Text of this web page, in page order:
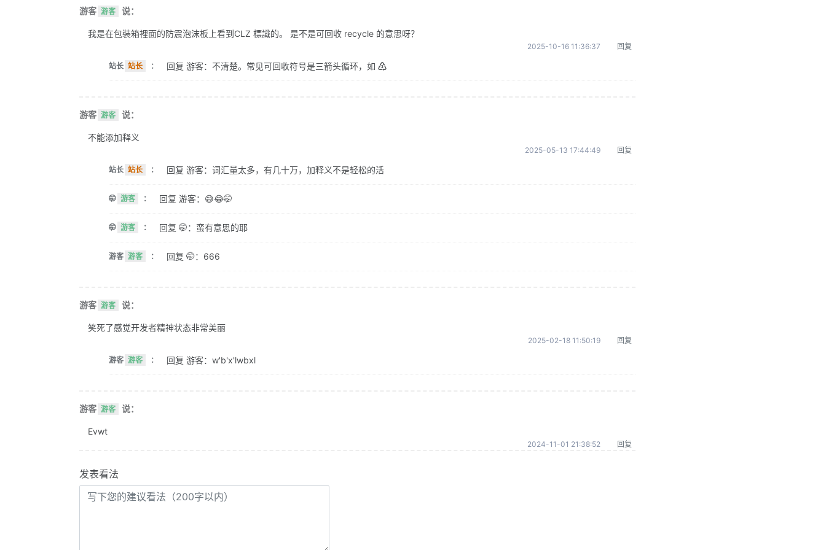
游客 游客 说：
我是在包裝箱裡面的防震泡沫板上看到CLZ 標識的。 是不是可回收 recycle 的意思呀？
2025-10-16 11:36:37 回复
站长 站长 ： 回复 游客：不清楚。常见可回收符号是三箭头循环，如 ♴
游客 游客 说：
不能添加释义
2025-05-13 17:44:49 回复
站长 站长 ： 回复 游客：词汇量太多，有几十万，加释义不是轻松的活
🤭 游客 ： 回复 游客：😅😂🤭
🤭 游客 ： 回复 🤭：蛮有意思的耶
游客 游客 ： 回复 🤭：666
游客 游客 说：
笑死了感觉开发者精神状态非常美丽
2025-02-18 11:50:19 回复
游客 游客 ： 回复 游客：w'b'x'lwbxl
游客 游客 说：
Evwt
2024-11-01 21:38:52 回复
发表看法